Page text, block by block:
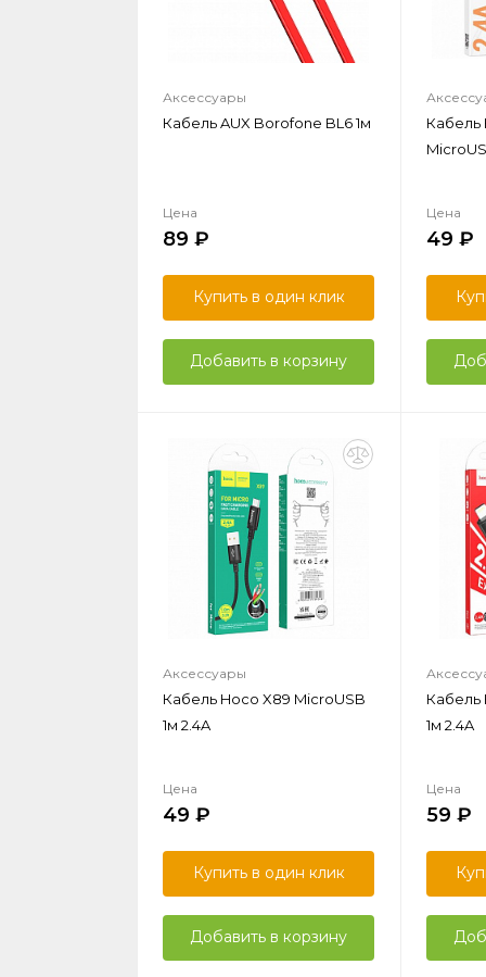
Аксессуары
Кабель AUX Borofone BL6 1м
Цена
89
Купить в один клик
Добавить в корзину
Кабель
Цена
49
Аксессуары
Кабель Hoco X89 MicroUSB
1м 2.4A
Цена
49
Купить в один клик
Добавить в корзину
Кабель
1м 2.4A
Цена
59